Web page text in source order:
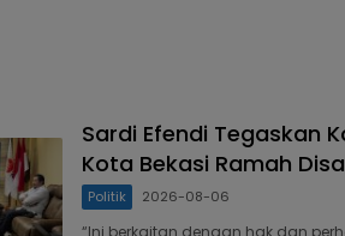
Sardi Efendi Tegaskan
Kota Bekasi Ramah
Politik 2026-08-06
“Ini berkaitan dengan hak dan